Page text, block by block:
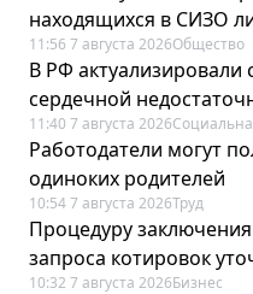
находящихся в СИЗО
11:56 7 августа 2026Общество
В РФ
сердечной
11:40 7 августа 2026
Работодатели могут
одиноких родителей
10:54 7 августа 2026Труд
Процедуру
запроса котировок
10:32 7 августа 2026Бизнес